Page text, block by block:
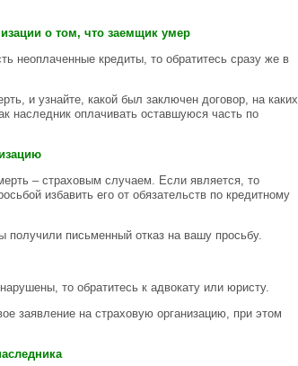
о том, что заемщик умер
неоплаченные кредиты, то обратитесь сразу же в
и узнайте, какой был заключен договор, на каких
наследник оплачивать оставшуюся часть по
– страховым случаем. Если является, то
избавить его от обязательств по кредитному
письменный отказ на вашу просьбу.
то обратитесь к адвокату или юристу.
заявление на страховую организацию, при этом